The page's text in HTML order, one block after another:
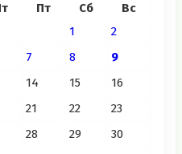
Пт Сб
Вс
1
2
7 8
9
14 15
16
21 22
23
28 29
30